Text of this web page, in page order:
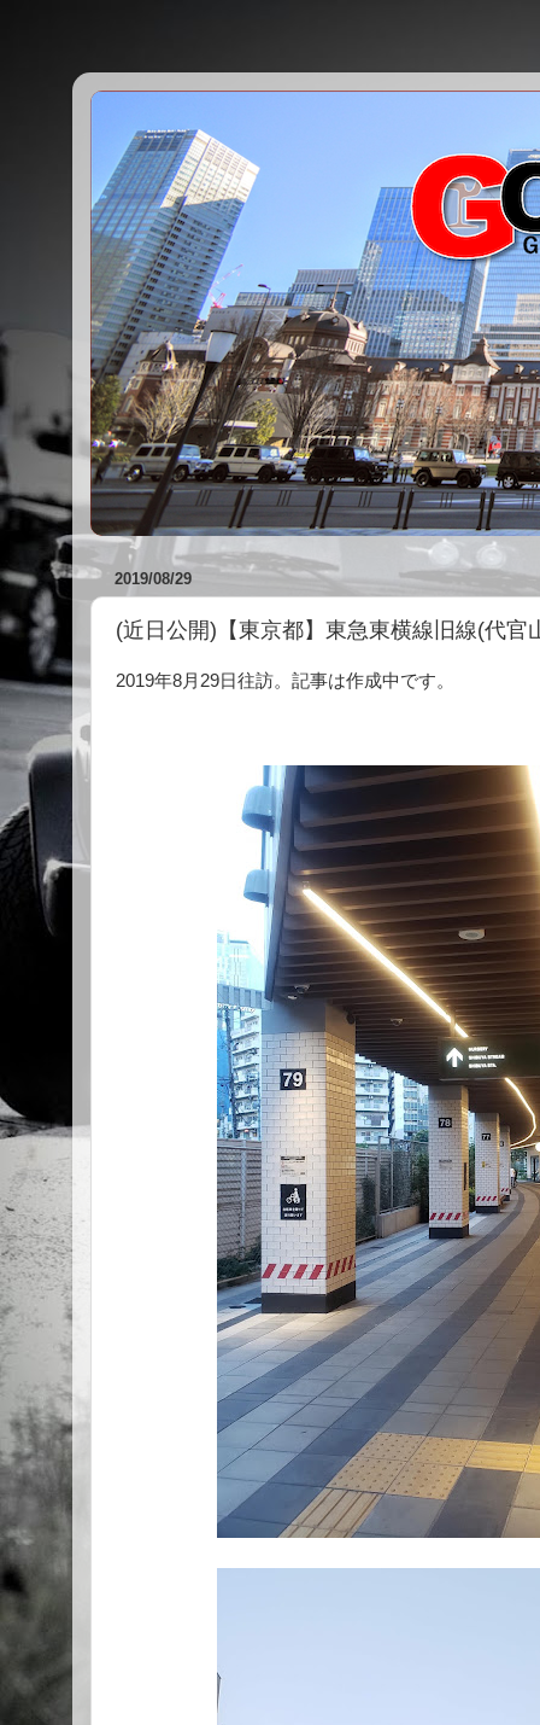
2019/08/29
(近日公開)【東京都】東急東横線旧線(代官
2019年8月29日往訪。記事は作成中です。